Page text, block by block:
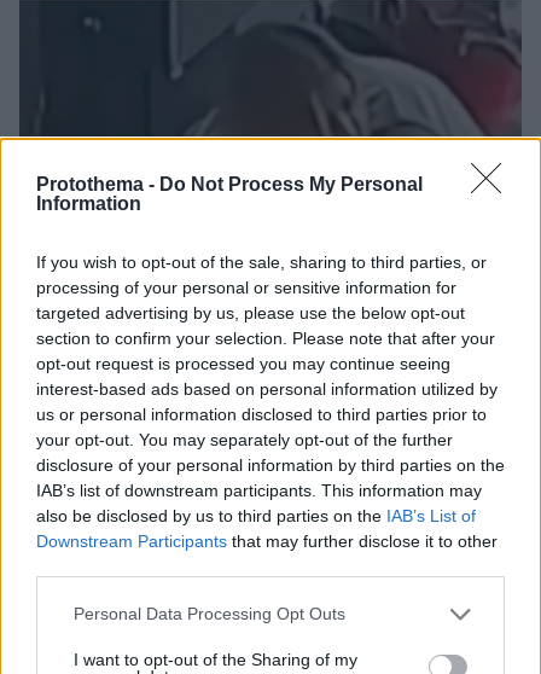
Protothema - Do Not Process My Personal
Information
If you wish to opt-out of the sale, sharing to third parties, or
processing of your personal or sensitive information for
targeted advertising by us, please use the below opt-out
section to confirm your selection. Please note that after your
opt-out request is processed you may continue seeing
interest-based ads based on personal information utilized by
us or personal information disclosed to third parties prior to
your opt-out. You may separately opt-out of the further
disclosure of your personal information by third parties on the
IAB’s list of downstream participants. This information may
also be disclosed by us to third parties on the IAB’s List of
Downstream Participants that may further disclose it to other
Please note that this website/app uses one or more Google
not limited to your visit or usage behaviour. You may click to
Personal Data Processing Opt Outs
I want to opt-out of the Sharing of my
Οργή στο Περού για το βίντεο της σεξουαλικής
επίθεσης μαέστρου σε 26χρονη τραγουδίστρια:
«Σιγά-σιγά θα το ξεπεράσεις» της έλεγαν από τη
07.08.2026, 07:16